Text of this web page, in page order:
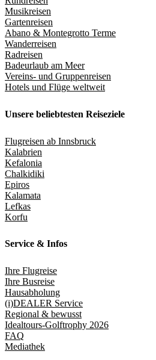
Musikreisen
Gartenreisen
Abano & Montegrotto Terme
Wanderreisen
Radreisen
Badeurlaub am Meer
Vereins- und Gruppenreisen
Hotels und Flüge weltweit
Unsere beliebtesten Reiseziele
Flugreisen ab Innsbruck
Kalabrien
Kefalonia
Chalkidiki
Epiros
Kalamata
Lefkas
Korfu
Service & Infos
Ihre Flugreise
Ihre Busreise
Hausabholung
(i)DEALER Service
Regional & bewusst
Idealtours-Golftrophy 2026
FAQ
Mediathek